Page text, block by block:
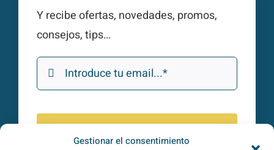
Gestionar el consentimiento
Y recibe ofertas, novedades, promos,
consejos, tips…